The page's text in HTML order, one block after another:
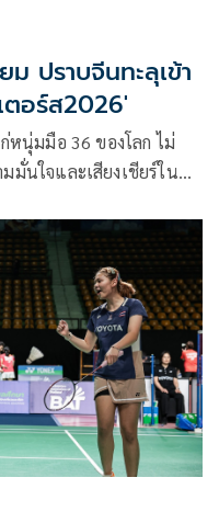
ปราบจีนทะลุเข้า
อร์ส2026'
นุ่มมือ 36 ของโลก ไม่
มั่นใจและเสียงเชียร์ใน
วรี ไทยแลนด์ มาสเตอร์ส
บดิลลาห์ จากอินโดนีเซีย